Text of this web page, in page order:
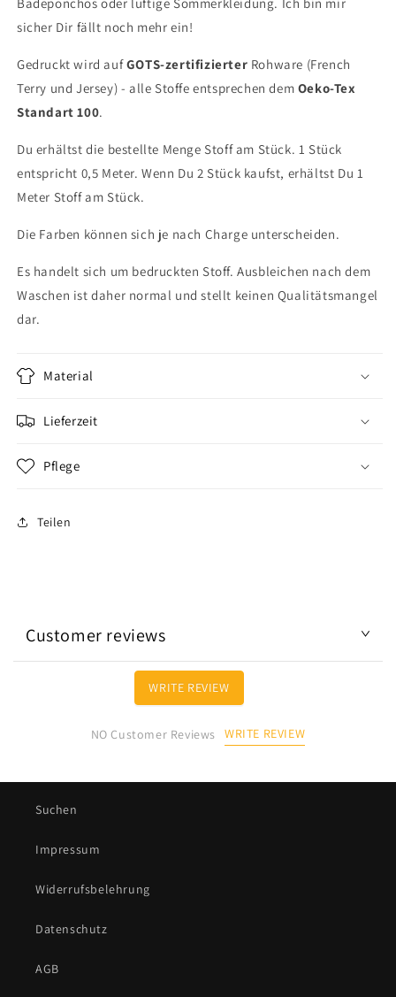
sicher Dir fällt noch mehr ein!
Gedruckt wird aufGOTS-zertifizierter Rohware (French
Terry und Jersey) - alle Stoffe entsprechen dem Oeko-Tex
Standart 100.
Du erhältst die bestellte Menge Stoff am Stück. 1 Stück
entspricht 0,5 Meter. Wenn Du 2 Stück kaufst, erhältst Du 1
Meter Stoff am Stück.
Die Farben können sich je nach Charge unterscheiden.
Es handelt sich um bedruckten Stoff. Ausbleichen nach dem
Waschen ist daher normal und stellt keinen Qualitätsmangel
dar.
Material
Lieferzeit
Pflege
Teilen
Customer reviews
WRITE REVIEW
NO Customer Reviews WRITE REVIEW
Suchen
Impressum
Widerrufsbelehrung
Datenschutz
AGB